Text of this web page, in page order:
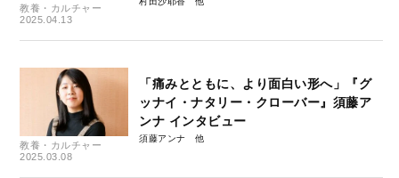
教養・カルチャー
2025.04.13
教養・カルチャー
2025.03.08
「痛みとともに、より面白い形へ」『グ
ッナイ・ナタリー・クローバー』須藤ア
ンナ インタビュー
須藤アンナ